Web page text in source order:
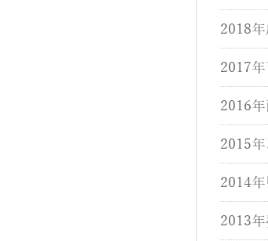
2018
2017
2016
2015
2014
2013